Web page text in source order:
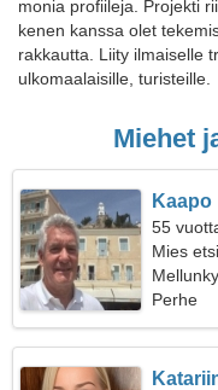
monia profiileja. Projekti
kenen kanssa olet
rakkautta. Liity ilmaiselle
ulkomaalaisille, turisteille.
Miehet
Kaapo
55
Mies
Perhe